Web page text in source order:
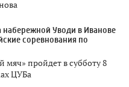
набережной Уводи в Иванове
соревнования по
пройдет в субботу 8
ЦУБа